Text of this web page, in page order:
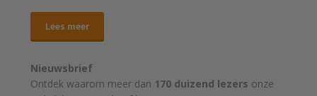
Lees meer
Nieuwsbrief
Ontdek waarom meer dan 170 duizend lezers onze